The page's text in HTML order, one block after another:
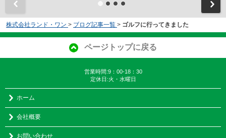
株式会社ランド・ワン > ブログ記事一覧 > ゴルフに行ってきました
ページトップに戻る
営業時間:9：00-18：30
定休日:火・水曜日
ホーム
会社概要
お問い合わせ